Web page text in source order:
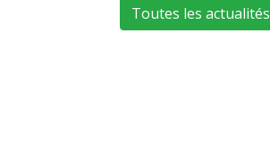
Toutes les actualités